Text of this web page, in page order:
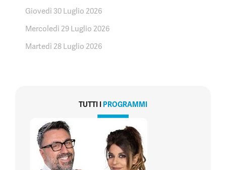
Giovedì 30 Luglio 2026
Mercoledì 29 Luglio 2026
Martedì 28 Luglio 2026
TUTTI I PROGRAMMI